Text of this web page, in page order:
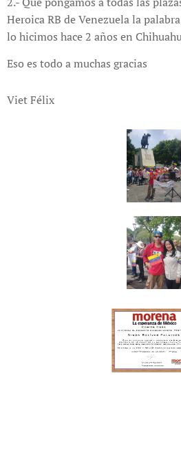
Heroica RB de Venezuela la
lo hicimos hace 2 años en
Eso es todo a muchas gracias
Viet Félix